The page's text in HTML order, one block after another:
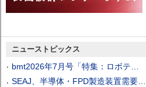
ニューストピックス
bmt2026年7月号「特集：ロボテ…
SEAJ、半導体・FPD製造装置需要…